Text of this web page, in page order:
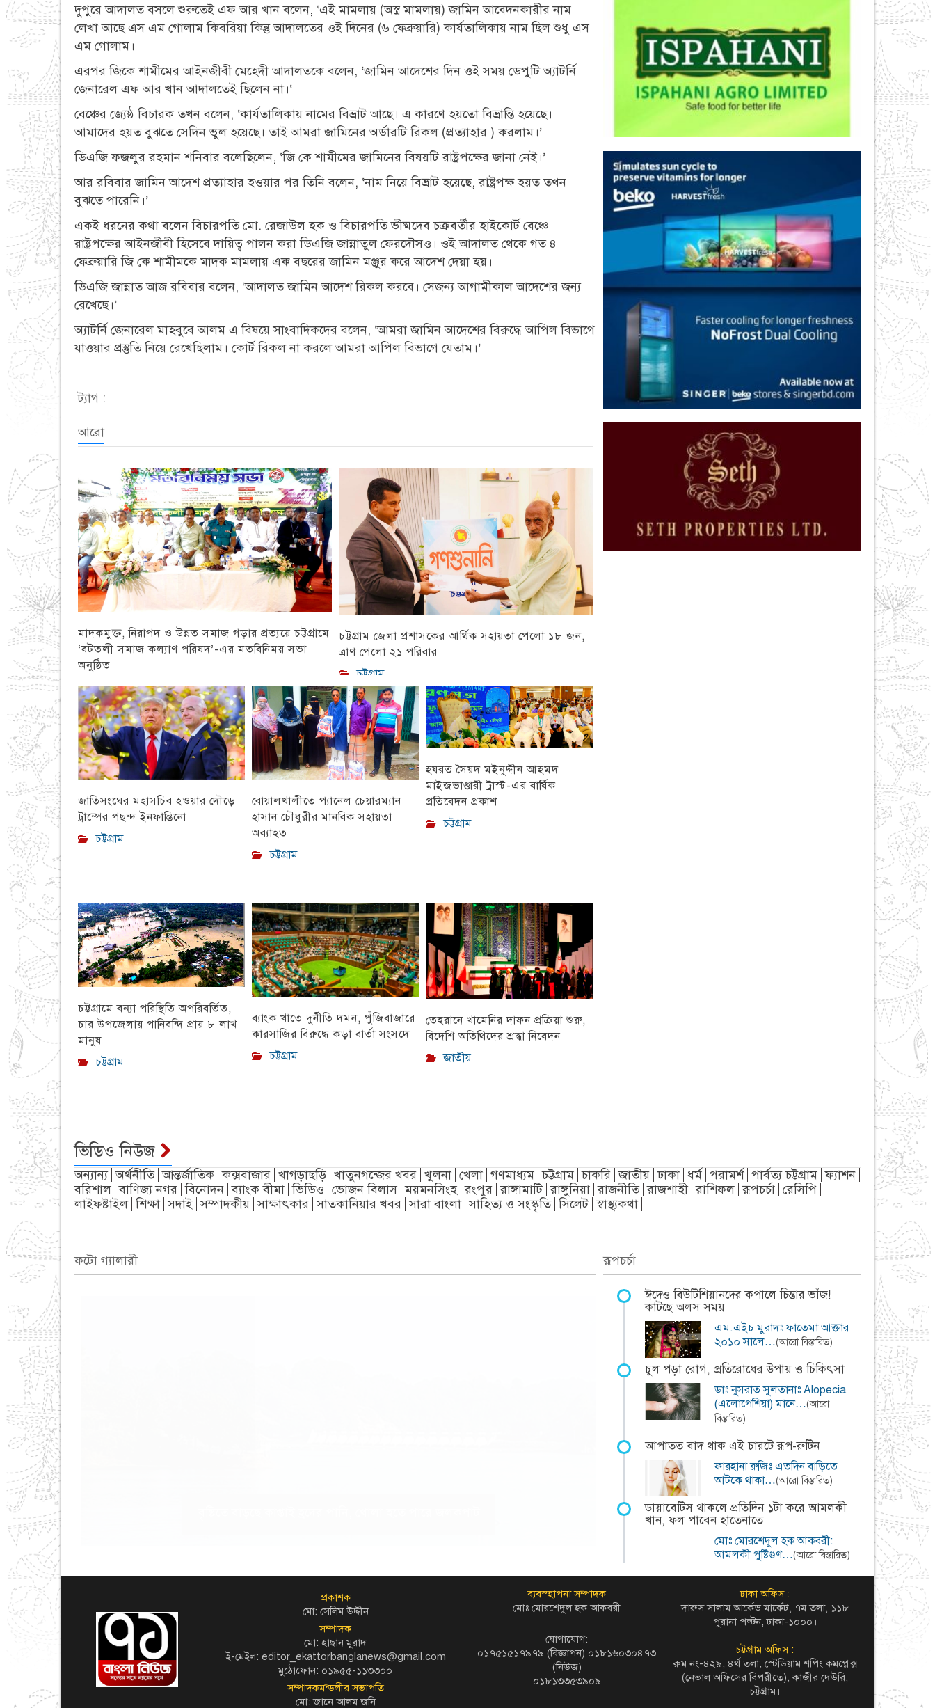
দুপুরে আদালত বসলে শুরুতেই এফ আর খান বলেন, ‘এই মামলায় (অস্ত্র মামলায়) জামিন আবেদনকারীর নাম
লেখা আছে এস এম গোলাম কিবরিয়া কিন্তু আদালতের ওই দিনের (৬ ফেব্রুয়ারি) কার্যতালিকায় নাম ছিল শুধু এস
এম গোলাম।
এরপর জিকে শামীমের আইনজীবী মেহেদী আদালতকে বলেন, ‘জামিন আদেশের দিন ওই সময় ডেপুটি অ্যাটর্নি
জেনারেল এফ আর খান আদালতেই ছিলেন না।‘
বেঞ্চের জ্যেষ্ঠ বিচারক তখন বলেন, ‘কার্যতালিকায় নামের বিভ্রাট আছে। এ কারণে হয়তো বিভ্রান্তি হয়েছে।
আমাদের হয়ত বুঝতে সেদিন ভুল হয়েছে। তাই আমরা জামিনের অর্ডারটি রিকল (প্রত্যাহার ) করলাম।’
ডিএজি ফজলুর রহমান শনিবার বলেছিলেন, ‘জি কে শামীমের জামিনের বিষয়টি রাষ্ট্রপক্ষের জানা নেই।’
আর রবিবার জামিন আদেশ প্রত্যাহার হওয়ার পর তিনি বলেন, ‘নাম নিয়ে বিভ্রাট হয়েছে, রাষ্ট্রপক্ষ হয়ত তখন
বুঝতে পারেনি।’
একই ধরনের কথা বলেন বিচারপতি মো. রেজাউল হক ও বিচারপতি ভীষ্মদেব চক্রবর্তীর হাইকোর্ট বেঞ্চে
রাষ্ট্রপক্ষের আইনজীবী হিসেবে দায়িত্ব পালন করা ডিএজি জান্নাতুল ফেরদৌসও। ওই আদালত থেকে গত ৪
ফেব্রুয়ারি জি কে শামীমকে মাদক মামলায় এক বছরের জামিন মঞ্জুর করে আদেশ দেয়া হয়।
ডিএজি জান্নাত আজ রবিবার বলেন, ‘আদালত জামিন আদেশ রিকল করবে। সেজন্য আগামীকাল আদেশের জন্য
রেখেছে।’
অ্যাটর্নি জেনারেল মাহবুবে আলম এ বিষয়ে সাংবাদিকদের বলেন, ‘আমরা জামিন আদেশের বিরুদ্ধে আপিল বিভাগে
যাওয়ার প্রস্তুতি নিয়ে রেখেছিলাম। কোর্ট রিকল না করলে আমরা আপিল বিভাগে যেতাম।’
ট্যাগ :
আরো
মাদকমুক্ত, নিরাপদ ও উন্নত সমাজ গড়ার প্রত্যয়ে চট্টগ্রামে
‘বটতলী সমাজ কল্যাণ পরিষদ’-এর মতবিনিময় সভা
অনুষ্ঠিত
চট্টগ্রাম
চট্টগ্রাম জেলা প্রশাসকের আর্থিক সহায়তা পেলো ১৮ জন,
ত্রাণ পেলো ২১ পরিবার
চট্টগ্রাম
জাতিসংঘের মহাসচিব হওয়ার দৌড়ে
ট্রাম্পের পছন্দ ইনফান্তিনো
চট্টগ্রাম
বোয়ালখালীতে প্যানেল চেয়ারম্যান
হাসান চৌধুরীর মানবিক সহায়তা
অব্যাহত
চট্টগ্রাম
হযরত সৈয়দ মইনুদ্দীন আহমদ
মাইজভাণ্ডারী ট্রাস্ট-এর বার্ষিক
প্রতিবেদন প্রকাশ
চট্টগ্রাম
চট্টগ্রামে বন্যা পরিস্থিতি অপরিবর্তিত,
চার উপজেলায় পানিবন্দি প্রায় ৮ লাখ
মানুষ
চট্টগ্রাম
ব্যাংক খাতে দুর্নীতি দমন, পুঁজিবাজারে
কারসাজির বিরুদ্ধে কড়া বার্তা সংসদে
চট্টগ্রাম
তেহরানে খামেনির দাফন প্রক্রিয়া শুরু,
বিদেশি অতিথিদের শ্রদ্ধা নিবেদন
জাতীয়
ভিডিও নিউজ
অন্যান্য অর্থনীতি আন্তর্জাতিক কক্সবাজার খাগড়াছড়ি খাতুনগন্জের খবর খুলনা খেলা গণমাধ্যম চট্টগ্রাম চাকরি জাতীয় ঢাকা ধর্ম পরামর্শ পার্বত্য চট্টগ্রাম ফ্যাশন
বরিশাল বাণিজ্য নগর বিনোদন ব্যাংক বীমা ভিডিও ভোজন বিলাস ময়মনসিংহ রংপুর রাঙ্গামাটি রাঙ্গুনিয়া রাজনীতি রাজশাহী রাশিফল রূপচর্চা রেসিপি
লাইফষ্টাইল শিক্ষা সদাই সম্পাদকীয় সাক্ষাৎকার সাতকানিয়ার খবর সারা বাংলা সাহিত্য ও সংস্কৃতি সিলেট স্বাস্থ্যকথা
ফটো গ্যালারী রূপচর্চা
ঈদেও বিউটিশিয়ানদের কপালে চিন্তার ভাঁজ!
কাটছে অলস সময়
এম.এইচ মুরাদঃ ফাতেমা আক্তার
২০১০ সালে…(আরো বিস্তারিত)
চুল পড়া রোগ, প্রতিরোধের উপায় ও চিকিৎসা
ডাঃ নুসরাত সুলতানাঃ Alopecia
(এলোপেশিয়া) মানে…(আরো
বিস্তারিত)
আপাতত বাদ থাক এই চারটে রূপ-রুটিন
ফারহানা রুজিঃ এতদিন বাড়িতে
আটকে থাকা…(আরো বিস্তারিত)
ডায়াবেটিস থাকলে প্রতিদিন ১টা করে আমলকী
খান, ফল পাবেন হাতেনাতে
মোঃ মোরশেদুল হক আকবরী:
আমলকী পুষ্টিগুণ…(আরো বিস্তারিত)
প্রকাশক
মো: সেলিম উদ্দীন
সম্পাদক
মো: হাছান মুরাদ
ই-মেইল: editor_ekattorbanglanews@gmail.com
মুঠোফোন: ০১৯৫৫-১১৩৩০০
সম্পাদকমন্ডলীর সভাপতি
মো: জানে আলম জনি
ব্যবস্হাপনা সম্পাদক
মোঃ মোরশেদুল হক আকবরী
যোগাযোগ:
০১৭৫১৫১৭৯৭৯ (বিজ্ঞাপন) ০১৮১৬০৩০৪৭৩
(নিউজ)
০১৮১৩৩৫৩৯০৯
ঢাকা অফিস :
দারুস সালাম আর্কেড মার্কেট, ৭ম তলা, ১১৮
পুরানা পল্টন, ঢাকা-১০০০।
চট্টগ্রাম অফিস :
রুম নং-৪২৯, ৪র্থ তলা, স্টেডিয়াম শপিং কমপ্লেক্স
(নেভাল অফিসের বিপরীতে), কাজীর দেউরি,
চট্টগ্রাম।